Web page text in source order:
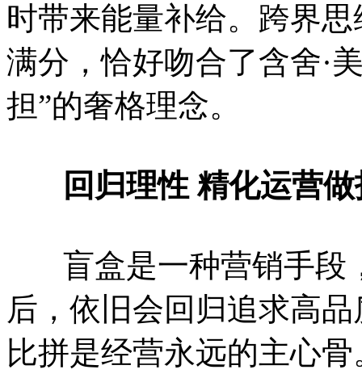
时带来能量补给。跨界
满分，恰好吻合了含舍·
担”的奢格理念。
回归理性 精化运营
盲盒是一种营销手段
后，依旧会回归追求高
比拼是经营永远的主心